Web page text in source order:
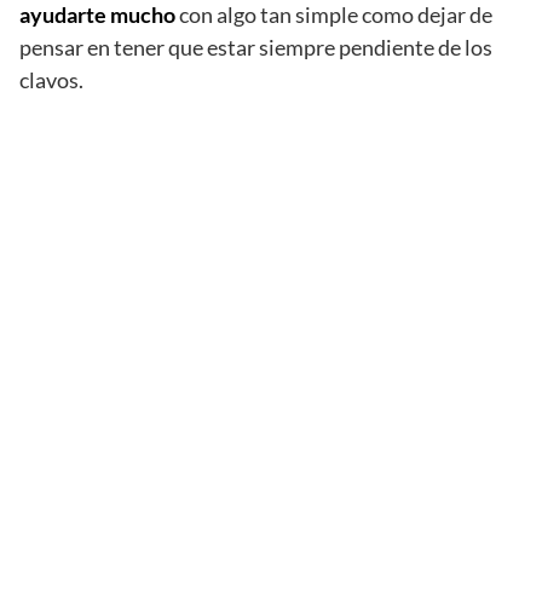
ayudarte muchocon algo tan simple como dejar de
pensar en tener que estar siempre pendiente de los
clavos.